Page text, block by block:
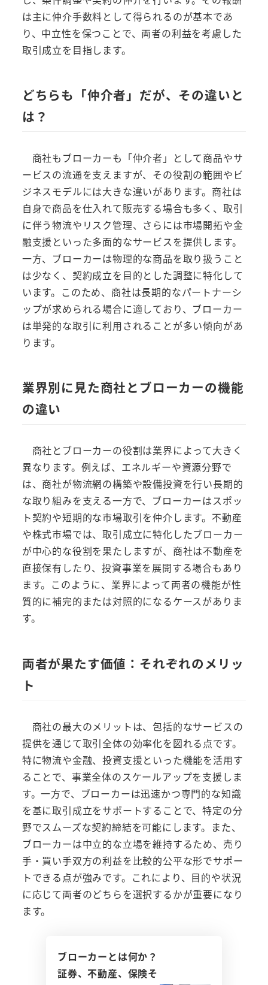
は主に仲介手数料として得られるのが基本であ
り、中立性を保つことで、両者の利益を考慮した
取引成立を目指します。
どちらも「仲介者」だが、その違いと
は？
商社もブローカーも「仲介者」として商品やサ
ービスの流通を支えますが、その役割の範囲やビ
ジネスモデルには大きな違いがあります。商社は
自身で商品を仕入れて販売する場合も多く、取引
に伴う物流やリスク管理、さらには市場開拓や金
融支援といった多面的なサービスを提供します。
一方、ブローカーは物理的な商品を取り扱うこと
は少なく、契約成立を目的とした調整に特化して
います。このため、商社は長期的なパートナーシ
ップが求められる場合に適しており、ブローカー
は単発的な取引に利用されることが多い傾向があ
ります。
業界別に見た商社とブローカーの機能
の違い
商社とブローカーの役割は業界によって大きく
異なります。例えば、エネルギーや資源分野で
は、商社が物流網の構築や設備投資を行い長期的
な取り組みを支える一方で、ブローカーはスポッ
ト契約や短期的な市場取引を仲介します。不動産
や株式市場では、取引成立に特化したブローカー
が中心的な役割を果たしますが、商社は不動産を
直接保有したり、投資事業を展開する場合もあり
ます。このように、業界によって両者の機能が性
質的に補完的または対照的になるケースがありま
す。
両者が果たす価値：それぞれのメリッ
ト
商社の最大のメリットは、包括的なサービスの
提供を通じて取引全体の効率化を図れる点です。
特に物流や金融、投資支援といった機能を活用す
ることで、事業全体のスケールアップを支援しま
す。一方で、ブローカーは迅速かつ専門的な知識
を基に取引成立をサポートすることで、特定の分
野でスムーズな契約締結を可能にします。また、
ブローカーは中立的な立場を維持するため、売り
手・買い手双方の利益を比較的公平な形でサポー
トできる点が強みです。これにより、目的や状況
に応じて両者のどちらを選択するかが重要になり
ます。
ブローカーとは何か？
証券、不動産、保険そ